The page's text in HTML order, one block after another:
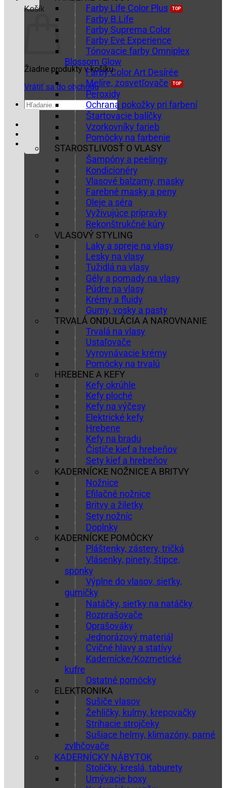
Košík
Žiadne produkty v košíku.
Vrátiť sa do obchodu
Hľadať:
Farby Life Color Plus
Farby B.Life
Farby Suprema Color
Farby Eve Experience
Tónovacie farby Omniplex
Blossom Glow
Farby Color Art Desírée
Melíre, zosvetľovače
Peroxidy
Ochrana pokožky pri farbení
Štartovacie balíčky
Vzorkovníky farieb
Pomôcky na farbenie
STAROSTLIVOSŤ O VLASY
Šampóny a peelingy
Kondicionéry
Vlasové balzamy, masky
Farebné masky a peny
Oleje a séra
Vyživujúce prípravky
Rekonštrukčné kúry
VLASOVÝ STYLING
Laky a spreje na vlasy
Lesky na vlasy
Tužidlá na vlasy
Gély a pomady na vlasy
Púdre na vlasy
Krémy a fluidy
Gumy, vosky a pasty
TRVALÁ ONDULÁCIA A NAROVNANIE
Trvalá na vlasy
Ustaľovače
Vyrovnávacie krémy
Pomôcky na trvalú
HREBENE A KEFY
Kefy okrúhle
Kefy ploché
Kefy na výčesy
Elektrické kefy
Hrebene
Kefy na bradu
Čističe kief a hrebeňov
Sety kief a hrebeňov
KADERNÍCKE NOŽNICE A BRITVY
Nožnice
Efilačné nožnice
Britvy a žiletky
Sety nožníc
Doplnky
KADERNÍCKE POMÔCKY
Pláštenky, zástery, tričká
Vlásenky, pinety, štipce,
sponky
Výplne do vlasov, sieťky,
gumičky
Natáčky, sieťky na natáčky
Rozprašovače
Oprašováky
Jednorázový materiál
Cvičné hlavy a statívy
Kadernícke/Kozmetické
kufre
Ostatné pomôcky
ELEKTRONIKA
Sušiče vlasov
Žehličky, kulmy, krepovačky
Strihacie strojčeky
Sušiace helmy, klimazóny, parné
zvlhčovače
KADERNÍCKY NÁBYTOK
Stoličky, kreslá, taburety
Umývacie boxy